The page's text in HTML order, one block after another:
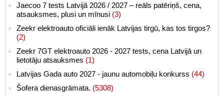
Jaecoo 7 tests Latvijā 2026 / 2027 – reāls patēriņš, cena,
atsauksmes, plusi un mīnusi (3)
Zeekr elektroauto oficiāli ienāk Latvijas tirgū, kas tos tirgos?
(2)
Zeekr 7GT elektroauto 2026 - 2027 tests, cena Latvijā un
lietotāju atsauksmes (1)
Latvijas Gada auto 2027 - jaunu automobiļu konkurss (44)
Šofera dienasgrāmata. (5308)